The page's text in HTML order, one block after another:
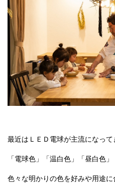
最近はＬＥＤ電球が主流になって
「電球色」「温白色」「昼白色
色々な明かりの色を好みや用途